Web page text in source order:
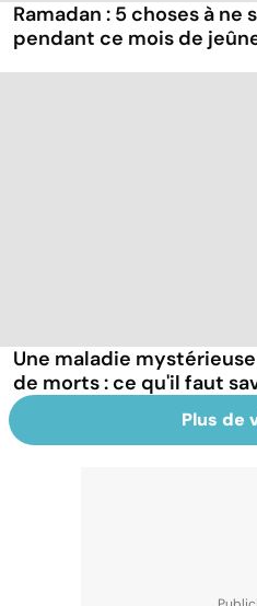
Ramadan : 5 choses à
pendant ce mois de
Une maladie
de morts : ce qu'il faut
Plus de